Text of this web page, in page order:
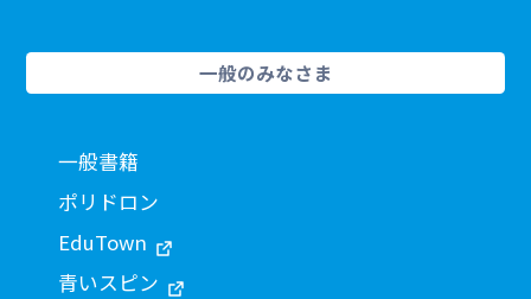
一般のみなさま
一般書籍
ポリドロン
EduTown
青いスピン